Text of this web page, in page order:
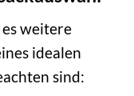
weitere
idealen
sind: